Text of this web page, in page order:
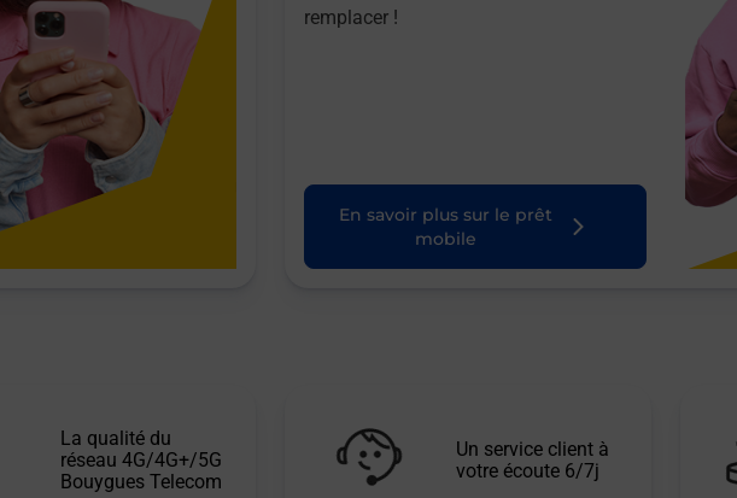
remplacer !
En savoir plus sur le prêt
mobile
La qualité du
réseau 4G/4G+/5G
Bouygues Telecom
Un service client à
votre écoute 6/7j